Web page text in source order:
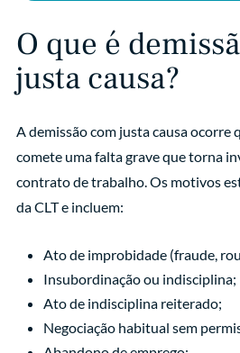
O que é
justa causa?
A demissão com justa causa ocorre
comete uma falta grave que torna
contrato de trabalho. Os motivos
da CLT e incluem:
Ato de improbidade (fraude,
Insubordinação ou indisciplina;
Ato de indisciplina reiterado;
Negociação habitual sem